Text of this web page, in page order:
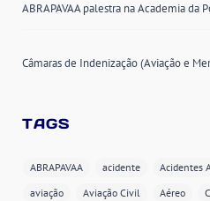
ABRAPAVAA palestra na Academia da
Câmaras de Indenização (Aviação e
TAGS
ABRAPAVAA acidente Acidentes
aviação
Aviação Civil Aéreo